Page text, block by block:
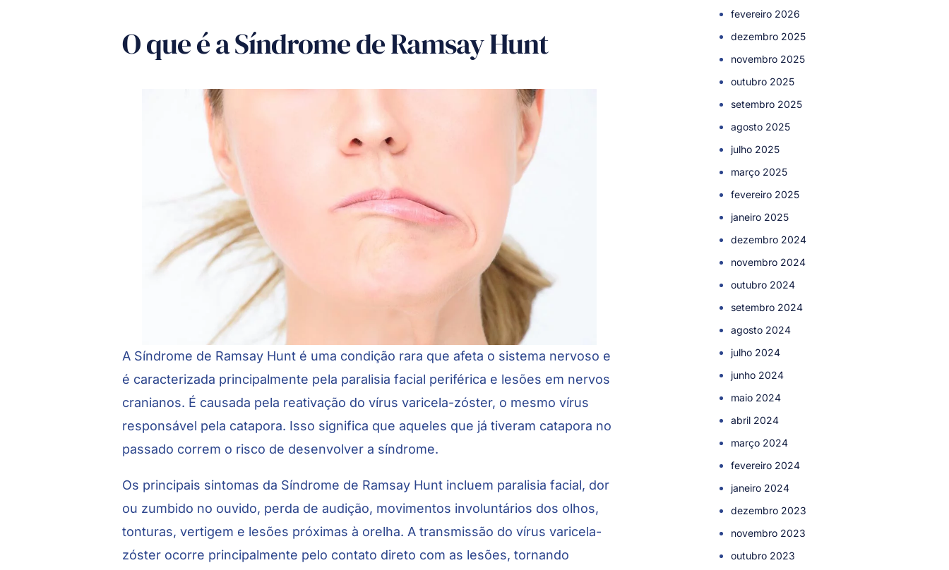
O que é a Síndrome de Ramsay Hunt
A Síndrome de Ramsay Hunt é uma condição rara que afeta o sistema nervoso e
é caracterizada principalmente pela paralisia facial periférica e lesões em nervos
cranianos. É causada pela reativação do vírus varicela-zóster, o mesmo vírus
responsável pela catapora. Isso significa que aqueles que já tiveram catapora no
passado correm o risco de desenvolver a síndrome.
Os principais sintomas da Síndrome de Ramsay Hunt incluem paralisia facial, dor
ou zumbido no ouvido, perda de audição, movimentos involuntários dos olhos,
tonturas, vertigem e lesões próximas à orelha. A transmissão do vírus varicela-
zóster ocorre principalmente pelo contato direto com as lesões, tornando
fevereiro 2026
dezembro 2025
novembro 2025
outubro 2025
setembro 2025
agosto 2025
julho 2025
março 2025
fevereiro 2025
janeiro 2025
dezembro 2024
novembro 2024
outubro 2024
setembro 2024
agosto 2024
julho 2024
junho 2024
maio 2024
abril 2024
março 2024
fevereiro 2024
janeiro 2024
dezembro 2023
novembro 2023
outubro 2023